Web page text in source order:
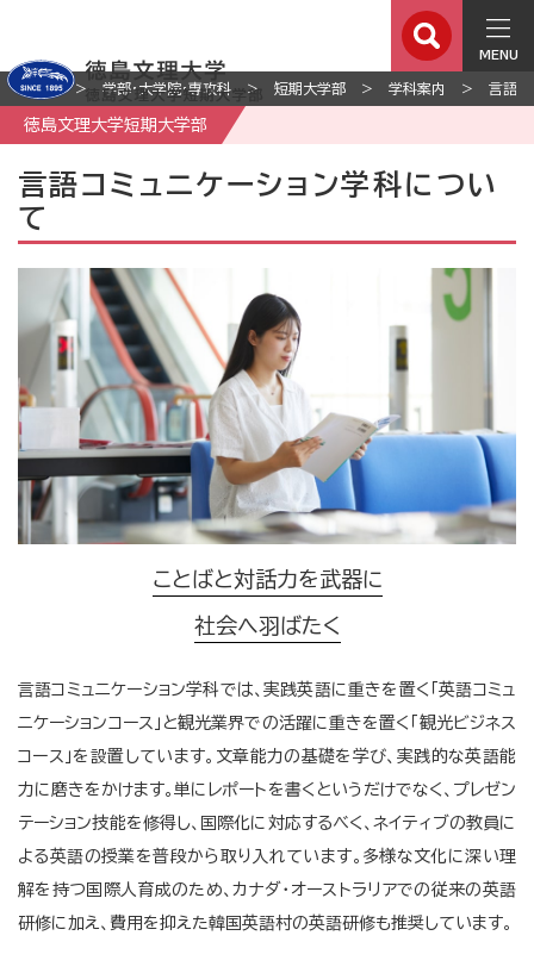
MENU
ホーム 学部・大学院・専攻科 短期大学部 学科案内 言語コ
徳島文理大学短期大学部
言語コミュニケーション学科につい
て
ことばと対話力を武器に
社会へ羽ばたく
言語コミュニケーション学科では、実践英語に重きを置く「英語コミュ
ニケーションコース」と観光業界での活躍に重きを置く「観光ビジネス
コース」を設置しています。文章能力の基礎を学び、実践的な英語能
力に磨きをかけます。単にレポートを書くというだけでなく、プレゼン
テーション技能を修得し、国際化に対応するべく、ネイティブの教員に
よる英語の授業を普段から取り入れています。多様な文化に深い理
解を持つ国際人育成のため、カナダ・オーストラリアでの従来の英語
研修に加え、費用を抑えた韓国英語村の英語研修も推奨しています。